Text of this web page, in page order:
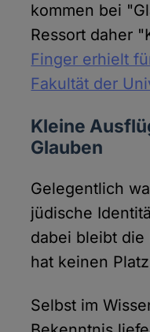
kommen bei
Ressort daher
Finger erhielt
Fakultät der
Kleine
Glauben
Gelegentlich
jüdische
dabei bleibt
hat keinen
Selbst im